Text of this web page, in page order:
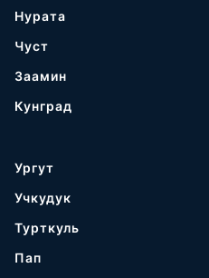
Нурата
Чуст
Заамин
Кунград
Ургут
Учкудук
Турткуль
Пап